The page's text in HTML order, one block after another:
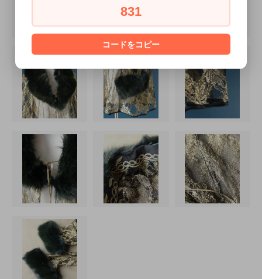
831
コードをコピー